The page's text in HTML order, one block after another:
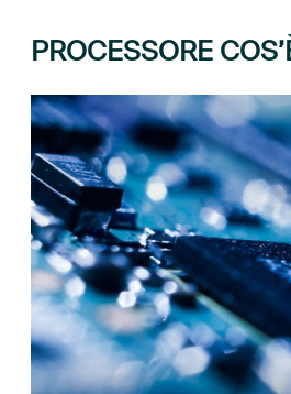
PROCESSORE